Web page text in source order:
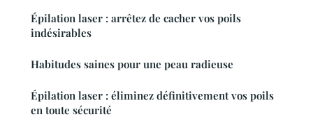
Épilation laser : arrêtez de cacher vos poils
indésirables
Habitudes saines pour une peau radieuse
Épilation laser : éliminez définitivement vos poils
en toute sécurité